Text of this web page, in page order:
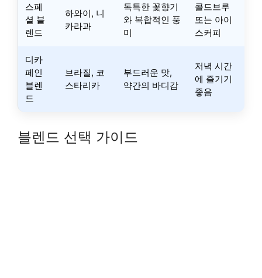
스페
셜 블
렌드
하와이, 니
카라과
독특한 꽃향기
와 복합적인 풍
미
콜드브루
또는 아이
스커피
디카
페인
블렌
드
브라질, 코
스타리카
부드러운 맛,
약간의 바디감
저녁 시간
에 즐기기
좋음
블렌드 선택 가이드